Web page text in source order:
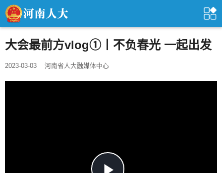
大会最前方vlog①丨不负春光 一起出发
2023-03-03 河南省人大融媒体中心